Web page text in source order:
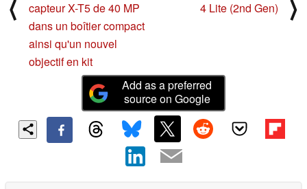
⟨
capteur X-T5 de 40 MP
dans un boîtier compact
ainsi qu'un nouvel
objectif en kit
4 Lite (2nd Gen)
⟩
Add as a preferred
source on Google